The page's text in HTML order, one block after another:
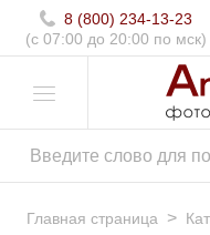
8 (800) 234-13-23
(c 07:00 до 20:00 по мск)
Главная страница >